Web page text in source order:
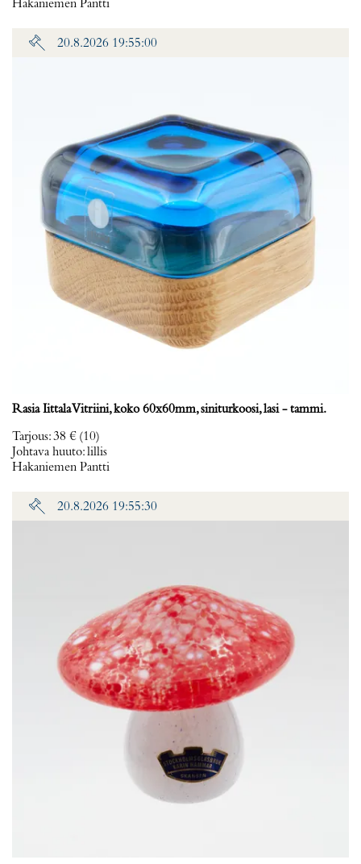
Hakaniemen Pantti
20.8.2026 19:55:00
Rasia Iittala Vitriini, koko 60x60mm, siniturkoosi, lasi - tammi.
Tarjous:38 € (10)
Johtava huuto:lillis
Hakaniemen Pantti
20.8.2026 19:55:30